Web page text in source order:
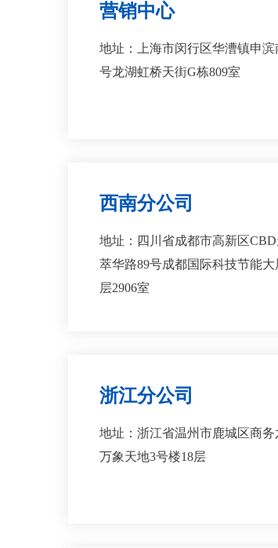
营销中心
地址：上海市闵行区华漕镇申滨
号龙湖虹桥天街G栋809室
西南分公司
地址：四川省成都市高新区
萃华路89号成都国际科技节能大
层2906室
浙江分公司
地址：浙江省温州市鹿城区商务
万象天地3号楼18层